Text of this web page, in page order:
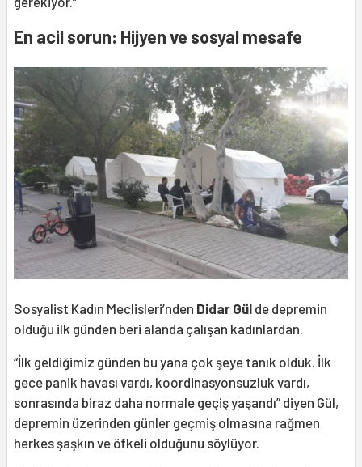
En acil sorun: Hijyen ve sosyal mesafe
Sosyalist Kadın Meclisleri’nden Didar Gül de depremin
olduğu ilk günden beri alanda çalışan kadınlardan.
“İlk geldiğimiz günden bu yana çok şeye tanık olduk. İlk
gece panik havası vardı, koordinasyonsuzluk vardı,
sonrasında biraz daha normale geçiş yaşandı” diyen Gül,
depremin üzerinden günler geçmiş olmasına rağmen
herkes şaşkın ve öfkeli olduğunu söylüyor.